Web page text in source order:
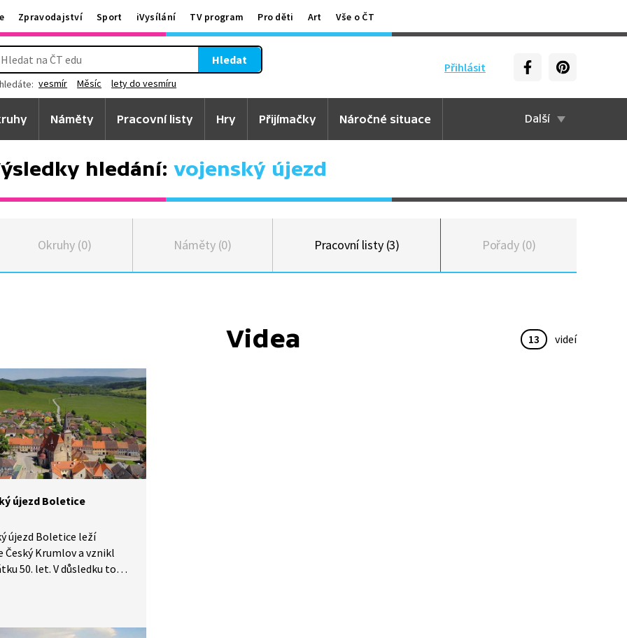
Zpravodajství Sport iVysílání TV program Pro děti Art Vše o ČT
Přihlásit
Hledat
vesmír Měsíc lety do vesmíru
Náměty Pracovní listy Hry Přijímačky Náročné situace Další
hledání: vojenský újezd
Okruhy (0) Náměty (0) Pracovní listy (3) Pořady (0)
Videa 13 videí
újezd Boletice
újezd Boletice leží
Český Krumlov a vznikl
50. let. V důsledku toho
k jeho zmenšení, stále
o třetí největší vojenský